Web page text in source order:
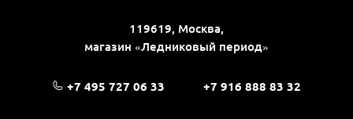
119619, Москва,
магазин «Ледниковый период»
+7 495 727 06 33 +7 916 888 83 32